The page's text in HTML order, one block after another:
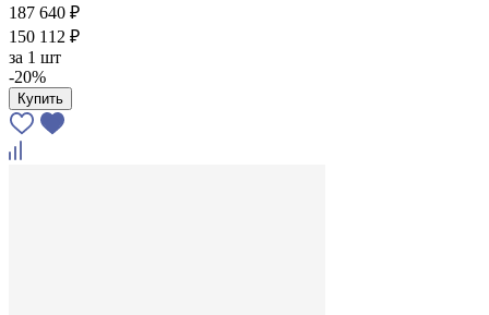
187 640 ₽
150 112 ₽
за 1 шт
-20%
Купить